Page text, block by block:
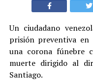
Un ciudadano
prisión preventiva en
una corona fúnebre
muerte dirigido al
Santiago.